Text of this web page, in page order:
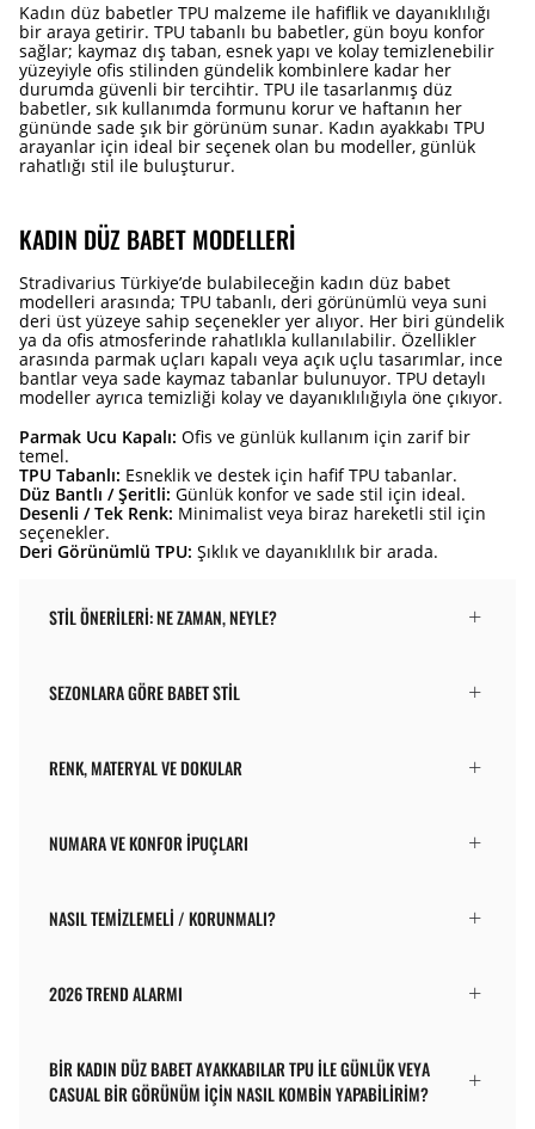
Kadın düz babetler TPU malzeme ile hafiflik ve dayanıklılığı
bir araya getirir. TPU tabanlı bu babetler, gün boyu konfor
sağlar; kaymaz dış taban, esnek yapı ve kolay temizlenebilir
yüzeyiyle ofis stilinden gündelik kombinlere kadar her
durumda güvenli bir tercihtir. TPU ile tasarlanmış düz
babetler, sık kullanımda formunu korur ve haftanın her
gününde sade şık bir görünüm sunar. Kadın ayakkabı TPU
arayanlar için ideal bir seçenek olan bu modeller, günlük
rahatlığı stil ile buluşturur.
KADIN DÜZ BABET MODELLERI
Stradivarius Türkiye’de bulabileceğin kadın düz babet
modelleri arasında; TPU tabanlı, deri görünümlü veya suni
deri üst yüzeye sahip seçenekler yer alıyor. Her biri gündelik
ya da ofis atmosferinde rahatlıkla kullanılabilir. Özellikler
arasında parmak uçları kapalı veya açık uçlu tasarımlar, ince
bantlar veya sade kaymaz tabanlar bulunuyor. TPU detaylı
modeller ayrıca temizliği kolay ve dayanıklılığıyla öne çıkıyor.
Parmak Ucu Kapalı: Ofis ve günlük kullanım için zarif bir
temel.
TPU Tabanlı: Esneklik ve destek için hafif TPU tabanlar.
Düz Bantlı / Şeritli: Günlük konfor ve sade stil için ideal.
Desenli / Tek Renk: Minimalist veya biraz hareketli stil için
seçenekler.
Deri Görünümlü TPU: Şıklık ve dayanıklılık bir arada.
STIL ÖNERILERI: NE ZAMAN, NEYLE?
SEZONLARA GÖRE BABET STIL
RENK, MATERYAL VE DOKULAR
NUMARA VE KONFOR İPUÇLARI
NASIL TEMIZLEMELI / KORUNMALI?
2026 TREND ALARMI
BIR KADIN DÜZ BABET AYAKKABILAR TPU ILE GÜNLÜK VEYA
CASUAL BIR GÖRÜNÜM IÇIN NASIL KOMBIN YAPABILIRIM?